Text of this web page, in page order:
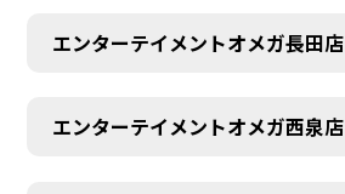
エンターテイメントオメガ長田店
エンターテイメントオメガ西泉店